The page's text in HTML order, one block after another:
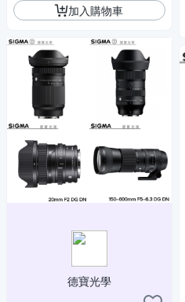
加入購物車
德寶光學